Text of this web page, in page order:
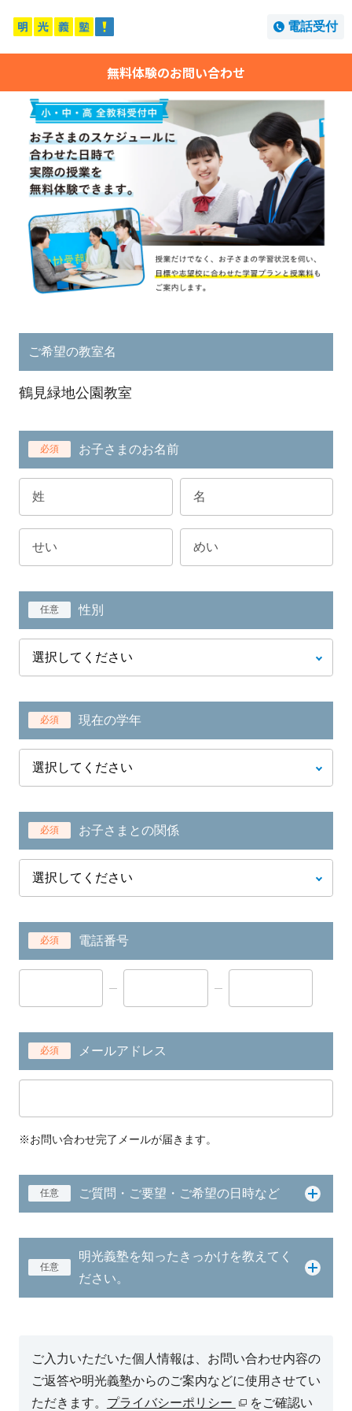
電話受付
無料体験のお問い合わせ
ご希望の教室名
鶴見緑地公園教室
必須 お子さまのお名前
任意 性別
必須 現在の学年
必須 お子さまとの関係
必須 電話番号
必須 メールアドレス
※お問い合わせ完了メールが届きます。
任意 ご質問・ご要望・ご希望の日時など
任意
明光義塾を知ったきっかけを教えてく
ださい。
ご入力いただいた個人情報は、お問い合わせ内容の
ご返答や明光義塾からのご案内などに使用させてい
ただきます。 プライバシーポリシー をご確認い